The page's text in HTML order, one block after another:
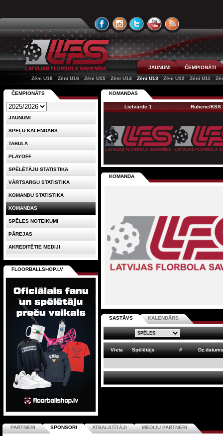
JAUNUMI
ČEMPIONĀTI
Zēni U18
Zēni U16 Zēni U15 Zēni U14 Zēni U13 Zēni U12 Zēni U11
KOMANDAS
Lielvārde 1 Rubene/KSS
KOMANDA
SASTĀVS KALENDĀRS
Vieta Spēlētājs # Dz.datums
ČEMPIONĀTS
JAUNUMI
SPĒĻU KALENDĀRS
TABULA
PLAYOFF
SPĒLĒTĀJU STATISTIKA
VĀRTSARGU STATISTIKA
KOMANDU STATISTIKA
KOMANDAS
SPĒLES NOTEIKUMI
PĀREJAS
AKREDITĒTIE MEDIJI
FLOORBALLSHOP.LV
PARTNERI SPONSORI ATBALSTĪTĀJI MEDIJU PARTNERI